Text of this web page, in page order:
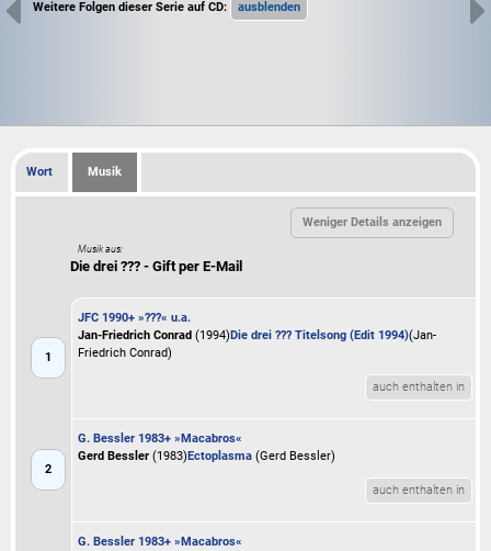
Weitere Folgen dieser Serie auf CD:
Wort Musik
Musik aus:
Die drei ??? - Gift per E-Mail
1
JFC 1990+ »???« u.a.
Jan-Friedrich Conrad (1994) Die drei ??? Titelsong (Edit 1994)(Jan-
Friedrich Conrad)
auch enthalten in
2
G. Bessler 1983+ »Macabros«
Gerd Bessler (1983) Ectoplasma (Gerd Bessler)
auch enthalten in
G. Bessler 1983+ »Macabros«